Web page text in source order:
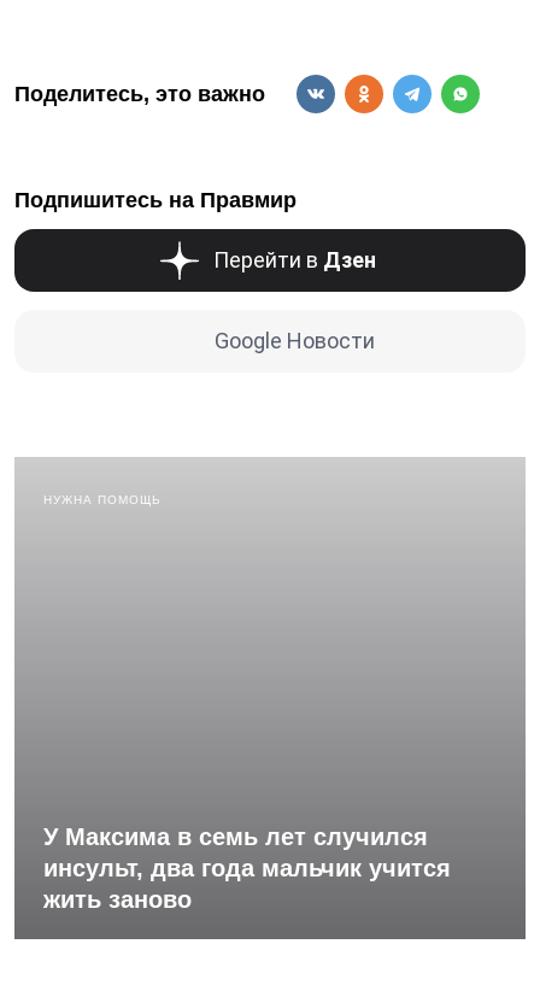
Поделитесь, это важно
Подпишитесь на Правмир
Перейти в Дзен
Google Новости
НУЖНА ПОМОЩЬ
У Максима в семь лет случился
инсульт, два года мальчик учится
жить заново